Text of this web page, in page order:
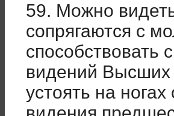
59. Можно
сопрягаются с
видений Высших
устоять на